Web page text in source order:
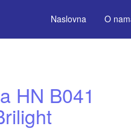
Naslovna O
HN B041